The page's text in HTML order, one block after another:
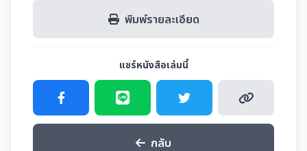
พิมพ์รายละเอียด
แชร์หนังสือเล่มนี้
กลับ